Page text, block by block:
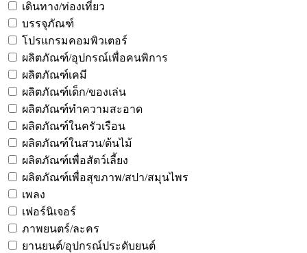
เดินทาง/ท่องเที่ยว
บรรจุภัณฑ์
โปรแกรมคอมพิวเตอร์
ผลิตภัณฑ์/อุปกรณ์เพื่อคนพิการ
ผลิตภัณฑ์เคมี
ผลิตภัณฑ์เด็ก/ของเล่น
ผลิตภัณฑ์ทำความสะอาด
ผลิตภัณฑ์ในครัวเรือน
ผลิตภัณฑ์ในสวน/ต้นไม้
ผลิตภัณฑ์เพื่อสัตว์เลี้ยง
ผลิตภัณฑ์เพื่อสุขภาพ/สปา/สมุนไพร
เพลง
เฟอร์นิเจอร์
ภาพยนตร์/ละคร
ยานยนต์/อุปกรณ์ประดับยนต์